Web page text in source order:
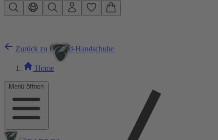
Zum Hauptinhalt springen
Menü öffnen
Zurück zu Fahrrad-Handschuhe
Home